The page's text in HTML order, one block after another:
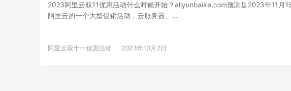
2023阿里云双11优惠活动什么时候开始？aliyunbaike.com预测是2023年11月
阿里云的一个大型促销活动，云服务器、…
阿里云双十一优惠活动 2023年10月2日